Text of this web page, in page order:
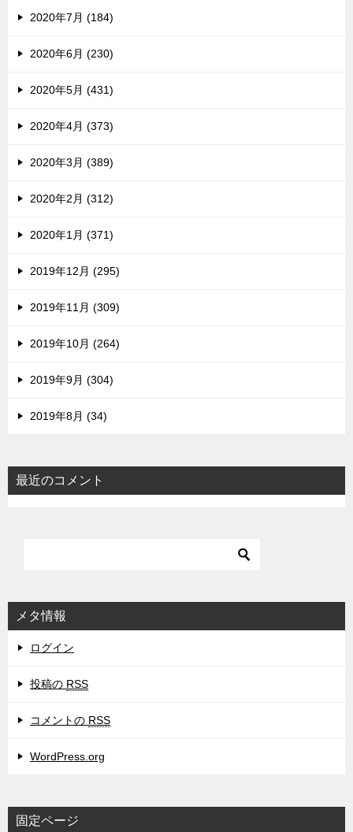
2020年7月 (184)
2020年6月 (230)
2020年5月 (431)
2020年4月 (373)
2020年3月 (389)
2020年2月 (312)
2020年1月 (371)
2019年12月 (295)
2019年11月 (309)
2019年10月 (264)
2019年9月 (304)
2019年8月 (34)
最近のコメント
メタ情報
ログイン
投稿の RSS
コメントの RSS
WordPress.org
固定ページ